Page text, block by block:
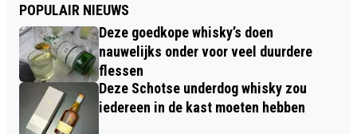
POPULAIR NIEUWS
Deze goedkope whisky’s doen
nauwelijks onder voor veel duurdere
flessen
Deze Schotse underdog whisky zou
iedereen in de kast moeten hebben